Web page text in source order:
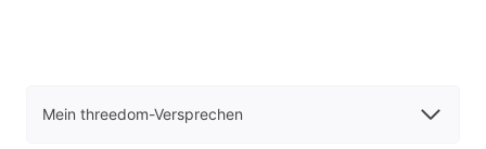
Mein threedom-Versprechen